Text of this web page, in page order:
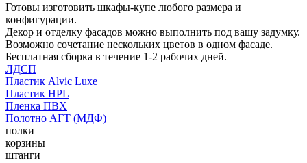
Готовы изготовить шкафы-купе любого размера и
конфигурации.
Декор и отделку фасадов можно выполнить под вашу задумку.
Возможно сочетание нескольких цветов в одном фасаде.
Бесплатная сборка в течение 1-2 рабочих дней.
ЛДСП
Пластик Alvic Luxe
Пластик HPL
Пленка ПВХ
Полотно АГТ (МДФ)
полки
корзины
штанги